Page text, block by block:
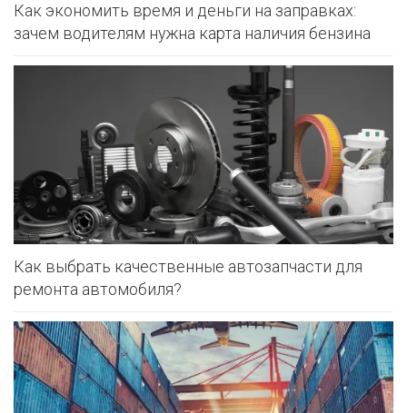
Как экономить время и деньги на заправках:
зачем водителям нужна карта наличия бензина
Как выбрать качественные автозапчасти для
ремонта автомобиля?